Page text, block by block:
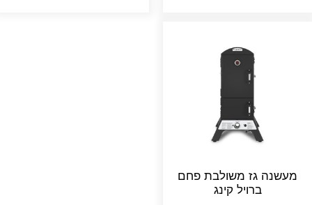
מעשנה גז משולבת פחם
ברויל קינג